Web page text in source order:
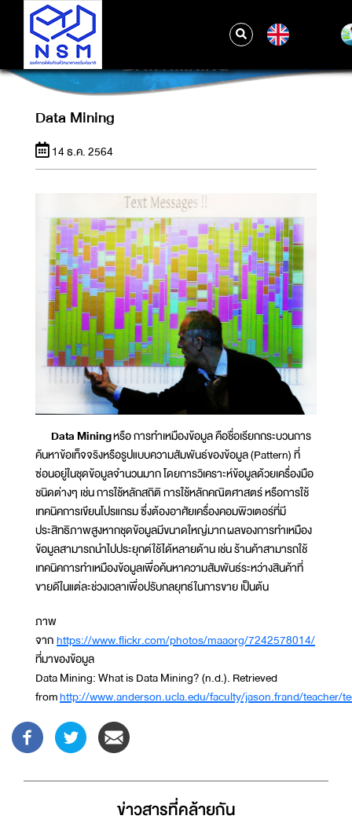
DATA MINING
Data Mining
14 ธ.ค. 2564
Data Miningหรือ การทำเหมืองข้อมูล คือชื่อเรียกกระบวนการ
ค้นหาข้อเท็จจริงหรือรูปแบบความสัมพันธ์ของข้อมูล (Pattern) ที่
ซ่อนอยู่ในชุดข้อมูลจำนวนมาก โดยการวิเคราะห์ข้อมูลด้วยเครื่องมือ
ชนิดต่างๆ เช่น การใช้หลักสถิติ การใช้หลักคณิตศาสตร์ หรือการใช้
เทคนิคการเขียนโปรแกรม ซึ่งต้องอาศัยเครื่องคอมพิวเตอร์ที่มี
ประสิทธิภาพสูงหากชุดข้อมูลมีขนาดใหญ่มาก ผลของการทำเหมือง
ข้อมูลสามารถนำไปประยุกต์ใช้ได้หลายด้าน เช่น ร้านค้าสามารถใช้
เทคนิคการทำเหมืองข้อมูลเพื่อค้นหาความสัมพันธ์ระหว่างสินค้าที่
ขายดีในแต่ละช่วงเวลาเพื่อปรับกลยุทธ์ในการขาย เป็นต้น
ภาพ
จากhttps://www.flickr.com/photos/maaorg/7242578014/
ที่มาของข้อมูล
Data Mining: What is Data Mining? (n.d.). Retrieved
fromhttp://www.anderson.ucla.edu/faculty/jason.frand/teacher/
ข่าวสารที่่คล้ายกัน